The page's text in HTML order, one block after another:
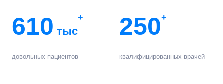
610 тыс
+
довольных пациентов
250+
квалифицированных врачей